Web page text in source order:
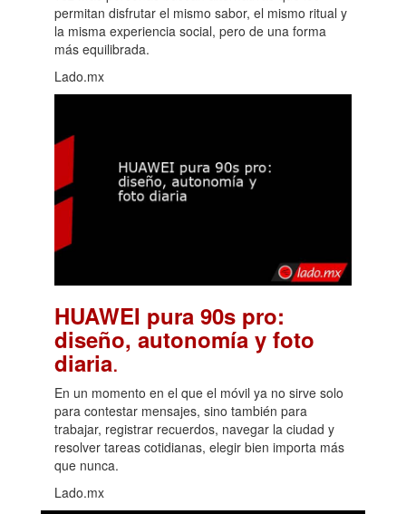
permitan disfrutar el mismo sabor, el mismo ritual y
la misma experiencia social, pero de una forma
más equilibrada.
Lado.mx
HUAWEI pura 90s pro:
diseño, autonomía y foto
diaria.
En un momento en el que el móvil ya no sirve solo
para contestar mensajes, sino también para
trabajar, registrar recuerdos, navegar la ciudad y
resolver tareas cotidianas, elegir bien importa más
que nunca.
Lado.mx